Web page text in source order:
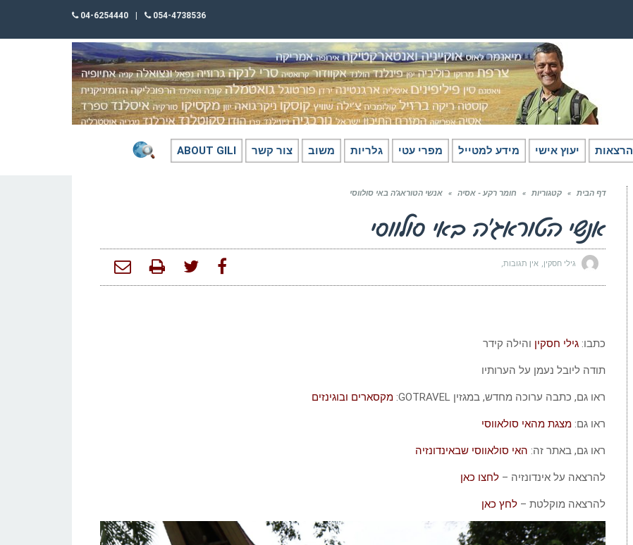
054-4738536
04-6254440
הרצאות יעוץ אישי מידע למטייל מפרי עטי גלריות משוב צור קשר ABOUT GILI
דף הבית » קטגוריות » חומר רקע - אסיה » אנשי הטוראג’ה באי סולווסי
אנשי הטוראג’ה באי סולווסי
גילי חסקין אין תגובות
כתבו: גילי חסקין והילה קידר
תודה ליובל נעמן על הערותיו
ראו גם, כתבה ערוכה מחדש, במגזין GOTRAVEL: מקסארים ובוגינזים
ראו גם: מצגת מהאי סולאווסי
ראו גם, באתר זה: האי סולאווסי שבאינדונזיה
להרצאה על אינדונזיה – לחצו כאן
להרצאה מוקלטת – לחץ כאן